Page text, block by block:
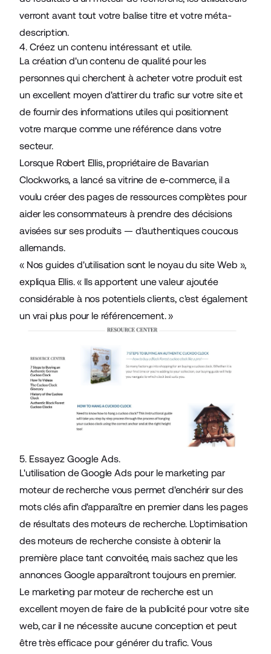
verront avant tout votre balise titre et votre méta-
description.
4. Créez un contenu intéressant et utile.
La création d'un contenu de qualité pour les
personnes qui cherchent à acheter votre produit est
un excellent moyen d'attirer du trafic sur votre site et
de fournir des informations utiles qui positionnent
votre marque comme une référence dans votre
secteur.
Lorsque Robert Ellis, propriétaire de Bavarian
Clockworks,a lancé sa vitrine de e-commerce, il a
voulu créer des pages de ressources complètes pour
aider les consommateurs à prendre des décisions
avisées sur ses produits — d'authentiques coucous
allemands.
« Nos guides d'utilisation sont le noyau du site Web »,
expliqua Ellis. « Ils apportent une valeur ajoutée
considérable à nos potentiels clients, c'est également
un vrai plus pour le référencement. »
5. Essayez Google Ads.
L'utilisation de Google Ads pour le marketing par
moteur de recherche vous permet d'enchérir sur des
mots clés afin d'apparaître en premier dans les pages
de résultats des moteurs de recherche. L'optimisation
des moteurs de recherche consiste à obtenir la
première place tant convoitée, mais sachez que les
annonces Googleapparaîtront toujours en premier.
Le marketing par moteur de recherche est un
excellent moyen de faire de la publicité pour votre site
web, car il ne nécessite aucune conception et peut
être très efficace pour générer du trafic. Vous